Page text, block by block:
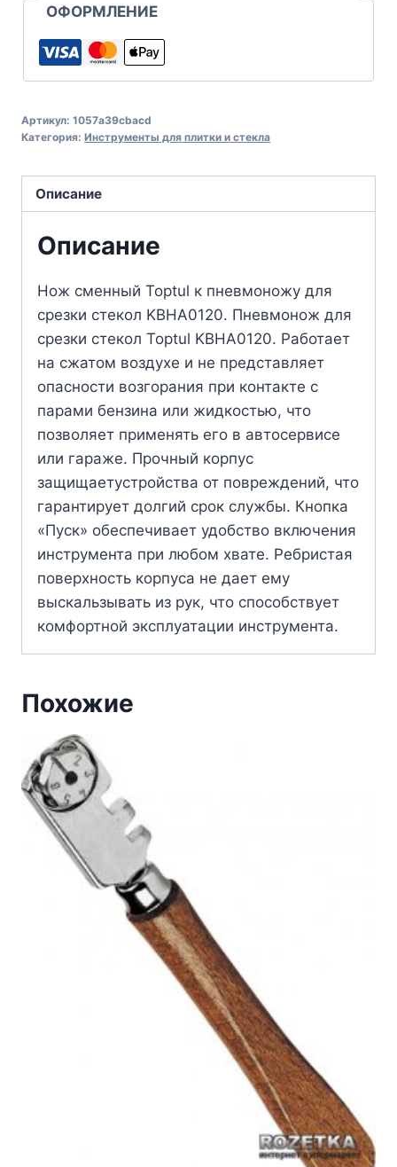
ОФОРМЛЕНИЕ
Артикул: 1057a39cbacd
Категория: Инструменты для плитки и стекла
Описание
Описание
Нож сменный Toptul к пневмоножу для
срезки стекол KBHA0120. Пневмонож для
срезки стекол Toptul KBHA0120. Работает
на сжатом воздухе и не представляет
опасности возгорания при контакте с
парами бензина или жидкостью, что
позволяет применять его в автосервисе
или гараже. Прочный корпус
защищаетустройства от повреждений, что
гарантирует долгий срок службы. Кнопка
«Пуск» обеспечивает удобство включения
инструмента при любом хвате. Ребристая
поверхность корпуса не дает ему
выскальзывать из рук, что способствует
комфортной эксплуатации инструмента.
Похожие